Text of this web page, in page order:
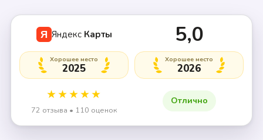
Я Яндекс Карты 5,0
★★★★★
72 отзыва • 110 оценок
Хорошее место
2025
Хорошее место
2026
Отлично